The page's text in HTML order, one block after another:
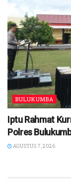
BULUKUMBA
Iptu Rahmat
Polres
AGUSTUS 7, 2026